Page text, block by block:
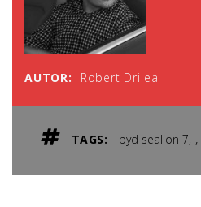
AUTOR: Robert Drilea
TAGS: byd sealion 7 ,